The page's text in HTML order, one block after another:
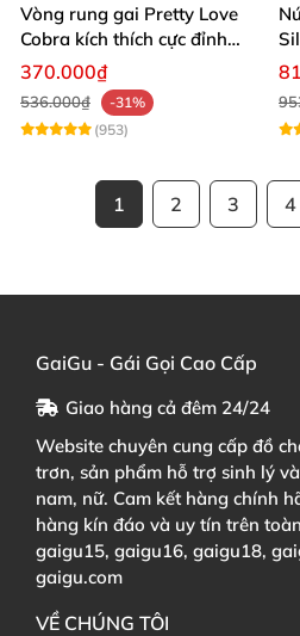
Vòng rung gai Pretty Love
Cobra kích thích cực đỉnh
trải nghiệm
370.000₫
536.000₫
-31%
(953)
1 2 3 4
GaiGu - Gái Gọi Cao Cấp
Giao hàng cả đêm 24/24
Website chuyên cung cấp đồ
trơn, sản phẩm hỗ trợ sinh lý
nam, nữ. Cam kết hàng chính
hàng kín đáo và uy tín trên
gaigu15, gaigu16, gaigu18,
gaigu.com
VỀ CHÚNG TÔI